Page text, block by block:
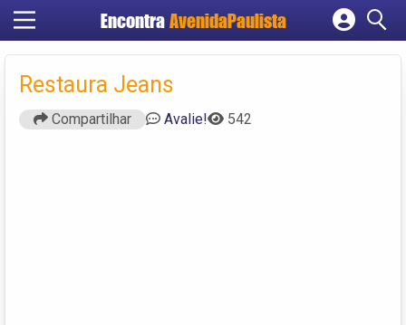
EncontraAvenidaPaulista
Cadastrar empresa
Restaura Jeans
Compartilhar Avalie! 542